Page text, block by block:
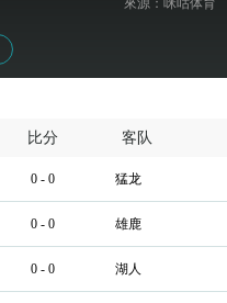
比分 客队
0 - 0 猛龙
0 - 0 雄鹿
0 - 0 湖人